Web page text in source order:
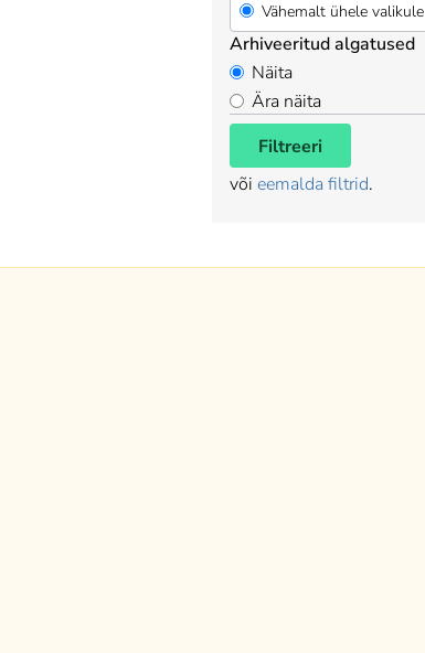
Vähemalt ühele valikule
Arhiveeritud algatused
Näita
Ära näita
Filtreeri
või eemalda filtrid.